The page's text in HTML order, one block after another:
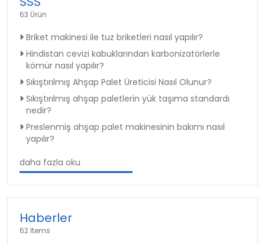
63 Ürün
Briket makinesi ile tuz briketleri nasıl yapılır?
Hindistan cevizi kabuklarından karbonizatörlerle
kömür nasıl yapılır?
Sıkıştırılmış Ahşap Palet Üreticisi Nasıl Olunur?
Sıkıştırılmış ahşap paletlerin yük taşıma standardı
nedir?
Preslenmiş ahşap palet makinesinin bakımı nasıl
yapılır?
daha fazla oku
Haberler
62 Items